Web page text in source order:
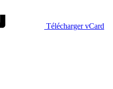
Télécharger vCard